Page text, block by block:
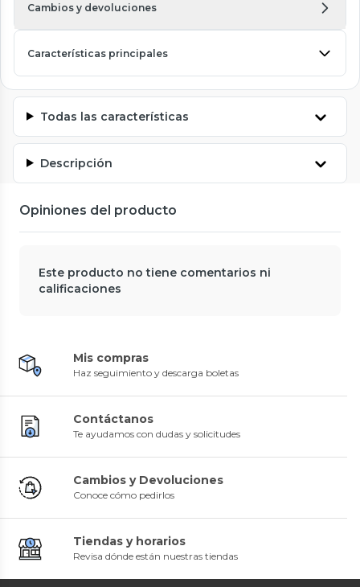
Cambios y devoluciones
Características principales
Todas las características
Descripción
Opiniones del producto
Este producto no tiene comentarios ni
calificaciones
Mis compras
Haz seguimiento y descarga boletas
Contáctanos
Te ayudamos con dudas y solicitudes
Cambios y Devoluciones
Conoce cómo pedirlos
Tiendas y horarios
Revisa dónde están nuestras tiendas